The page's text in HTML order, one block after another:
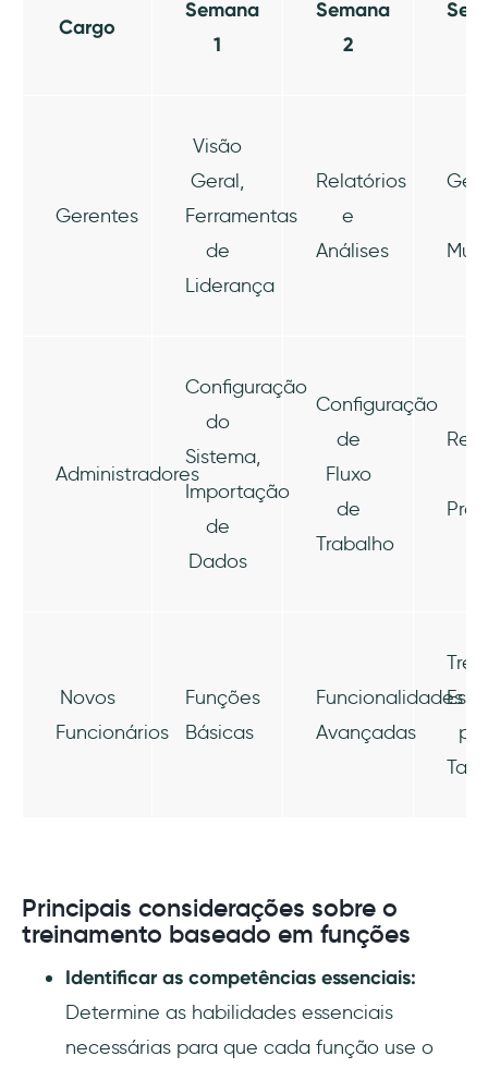
Cargo
Semana
1
Semana
2
Gerentes
Visão
Geral,
Ferramentas
de
Liderança
Relatórios
e
Análises
Administradores
Configuração
do
Sistema,
Importação
de
Dados
Configuração
de
Fluxo
de
Trabalho
Novos
Funcionários
Funções
Básicas
Funcionalidades
Avançadas
Principais considerações sobre o
treinamento baseado em funções
Identificar as competências essenciais:
Determine as habilidades essenciais
necessárias para que cada função use o